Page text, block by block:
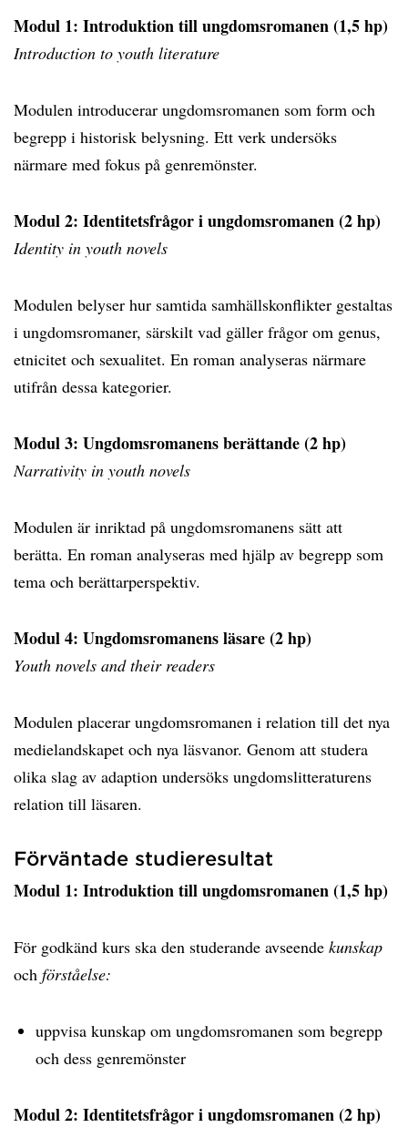
Modul 1: Introduktion till ungdomsromanen (1,5 hp)
Introduction to youth literature
Modulen introducerar ungdomsromanen som form och
begrepp i historisk belysning. Ett verk undersöks
närmare med fokus på genremönster.
Modul 2: Identitetsfrågor i ungdomsromanen (2 hp)
Identity in youth novels
Modulen belyser hur samtida samhällskonflikter gestaltas
i ungdomsromaner, särskilt vad gäller frågor om genus,
etnicitet och sexualitet. En roman analyseras närmare
utifrån dessa kategorier.
Modul 3: Ungdomsromanens berättande (2 hp)
Narrativity in youth novels
Modulen är inriktad på ungdomsromanens sätt att
berätta. En roman analyseras med hjälp av begrepp som
tema och berättarperspektiv.
Modul 4: Ungdomsromanens läsare (2 hp)
Youth novels and their readers
Modulen placerar ungdomsromanen i relation till det nya
medielandskapet och nya läsvanor. Genom att studera
olika slag av adaption undersöks ungdomslitteraturens
relation till läsaren.
Förväntade studieresultat
Modul 1: Introduktion till ungdomsromanen (1,5 hp)
För godkänd kurs ska den studerande avseende kunskap
och förståelse:
uppvisa kunskap om ungdomsromanen som begrepp
och dess genremönster
Modul 2: Identitetsfrågor i ungdomsromanen (2 hp)